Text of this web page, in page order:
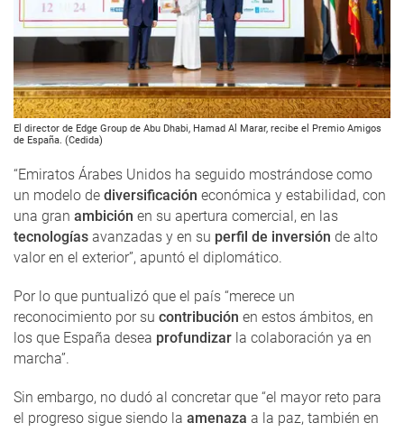
El director de Edge Group de Abu Dhabi, Hamad Al Marar, recibe el Premio Amigos
de España. (Cedida)
“Emiratos Árabes Unidos ha seguido mostrándose como
un modelo de diversificación económica y estabilidad, con
una gran ambición en su apertura comercial, en las
tecnologías avanzadas y en su perfil de inversión de alto
valor en el exterior”, apuntó el diplomático.
Por lo que puntualizó que el país “merece un
reconocimiento por su contribución en estos ámbitos, en
los que España desea profundizar la colaboración ya en
marcha”.
Sin embargo, no dudó al concretar que “el mayor reto para
el progreso sigue siendo la amenaza a la paz, también en